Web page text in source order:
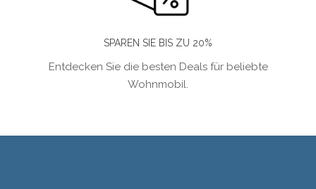
SPAREN SIE BIS ZU 20%
Entdecken Sie die besten Deals für beliebte
Wohnmobil.